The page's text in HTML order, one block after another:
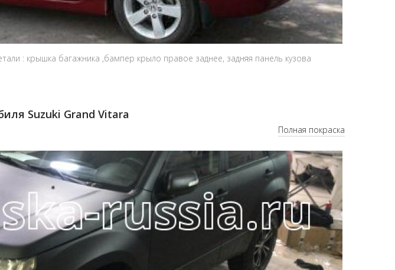
: крышка багажника ,бампер крыло правое заднее, задняя панель кузова
Suzuki Grand Vitara
Полная покраска